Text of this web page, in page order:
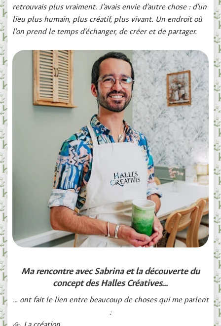
retrouvais plus vraiment. J’avais envie d’autre chose : d’un
lieu plus humain, plus créatif, plus vivant. Un endroit où
l’on prend le temps d’échanger, de créer et de partager.
Ma rencontre avec Sabrina et la découverte du
concept des Halles Créatives...
... ont fait le lien entre beaucoup de choses qui me parlent
: